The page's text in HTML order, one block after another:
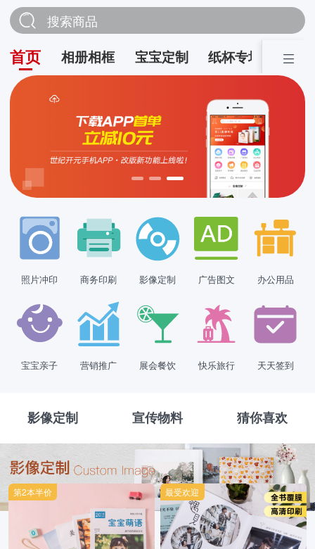
搜索商品
首页 相册相框 宝宝定制 纸杯专场 营销
照片冲印 商务印刷 影像定制 广告图文 办公用品
宝宝亲子 营销推广 展会餐饮 快乐旅行 天天签到
影像定制 宣传物料 猜你喜欢
第2本半价 最受欢迎